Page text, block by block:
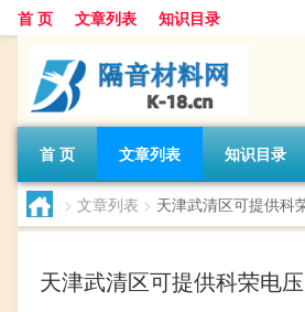
首 页 文章列表 知识目录
首 页 文章列表 知识目录
> 文章列表 > 天津武清区可提供科
天津武清区可提供科荣电